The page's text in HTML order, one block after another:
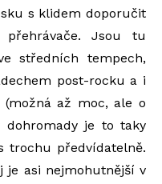
s klidem doporučit
Jsou tu
středních tempech,
post-rocku a i
až moc, ale o
dohromady je to taky
trochu předvídatelně.
je asi nejmohutnější v